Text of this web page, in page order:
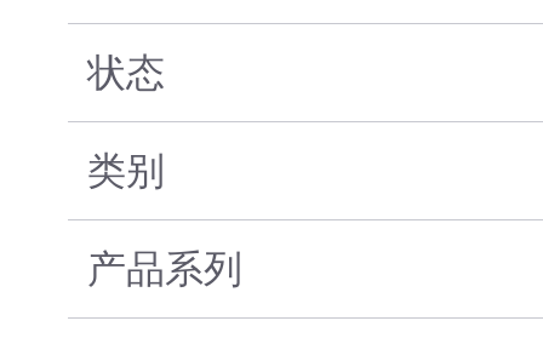
状态
类别
产品系列